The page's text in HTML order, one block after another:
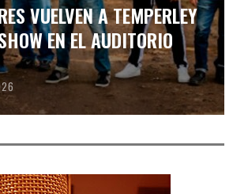
VUELVEN A TEMPERLEY
EN EL AUDITORIO